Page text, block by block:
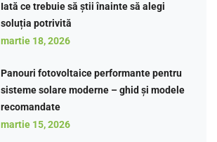
Iată ce trebuie să știi înainte să alegi
soluția potrivită
martie 18, 2026
Panouri fotovoltaice performante pentru
sisteme solare moderne – ghid și modele
recomandate
martie 15, 2026